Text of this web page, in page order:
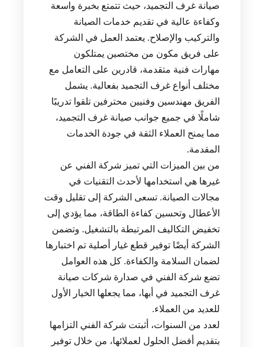
صيانة غرف التجميد، حيث تتمتع بخبرة واسعة
وكفاءة عالية في تقديم خدمات الصيانة
والتركيب والإصلاح. يعتمد العمل في الشركة
على فريق مكون من مختصين يمتلكون
مهارات فنية متقدمة، قادرين على التعامل مع
مختلف أنواع غرف التجميد بفعالية. يشمل
الفريق مهندسين وفنيين محترفين تلقوا تدريبًا
شاملًا في جميع جوانب صيانة غرف التجميد،
مما يمنح العملاء الثقة في جودة الخدمات
المقدمة.
من بين الميزات التي تميز شركة الفني عن
غيرها هي استخدامها لأحدث التقنيات في
مجالات الصيانة. تسعى الشركة إلى تقليل وقت
الأعطال وتحسين كفاءة الطاقة، مما يؤدي إلى
تخفيض التكاليف المرتبطة بالتشغيل. وتضمن
الشركة أيضًا توفير قطع غيار أصلية تم اختبارها
لضمان السلامة والكفاءة. كل هذه العوامل
تضع شركة الفني في صدارة شركات صيانة
غرف التجميد في أبها، مما يجعلها الخيار الأول
للعديد من العملاء.
لعدد من السنوات، أثبتت شركة الفني التزامها
بتقديم أفضل الحلول لعملائها، من خلال توفير